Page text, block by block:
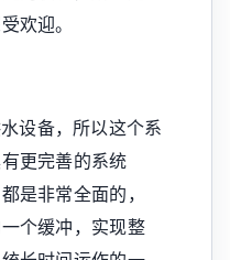
欢迎。
设备，所以这个系
更完善的系统
是非常全面的，
个缓冲，实现整